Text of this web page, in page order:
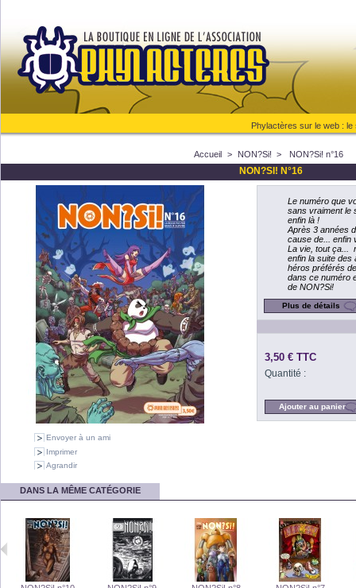
Phylactères sur le web : le
Accueil > NON?Si! > NON?Si! n°16
NON?SI! N°16
Envoyer à un ami
Imprimer
Agrandir
Le numéro que
sans vraiment le
enfin là !
Après 3 années
cause de... enfin
La vie, tout ça...
enfin la suite des
héros préférés
dans ce numéro
de NON?Si!
Plus de détails
3,50 €TTC
Quantité :
DANS LA MÊME CATÉGORIE